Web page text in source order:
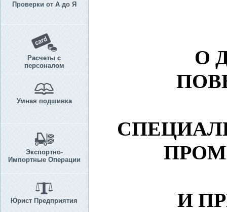
Проверки от А до Я
Расчеты с
персоналом
Умная подшивка
Экспортно-
Импортные Операции
Юрист Предприятия
О
И